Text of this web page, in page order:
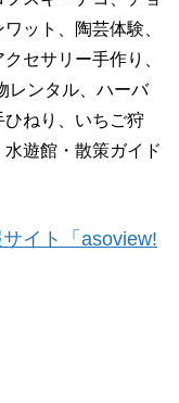
ット、陶芸体験、
セサリー手作り、
レンタル、ハーバ
ひねり、いちご狩
遊館・散策ガイド
イト「asoview!